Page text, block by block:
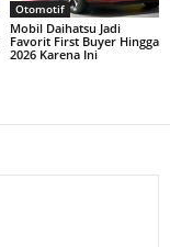
Otomotif
Mobil Daihatsu Jadi
Favorit First Buyer Hingga
2026 Karena Ini